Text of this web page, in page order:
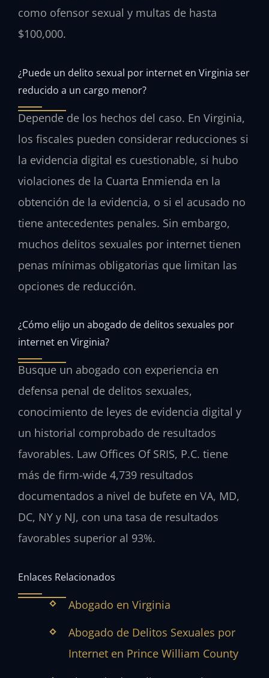
como ofensor sexual y multas de hasta
$100,000.
¿Puede un delito sexual por internet en Virginia ser
reducido a un cargo menor?
Depende de los hechos del caso. En Virginia,
los fiscales pueden considerar reducciones si
la evidencia digital es cuestionable, si hubo
violaciones de la Cuarta Enmienda en la
obtención de la evidencia, o si el acusado no
tiene antecedentes penales. Sin embargo,
muchos delitos sexuales por internet tienen
penas mínimas obligatorias que limitan las
opciones de reducción.
¿Cómo elijo un abogado de delitos sexuales por
internet en Virginia?
Busque un abogado con experiencia en
defensa penal de delitos sexuales,
conocimiento de leyes de evidencia digital y
un historial comprobado de resultados
favorables. Law Offices Of SRIS, P.C. tiene
más de firm-wide 4,739 resultados
documentados a nivel de bufete en VA, MD,
DC, NY y NJ, con una tasa de resultados
favorables superior al 93%.
Enlaces Relacionados
Abogado en Virginia
Abogado de Delitos Sexuales por
Internet en Prince William County